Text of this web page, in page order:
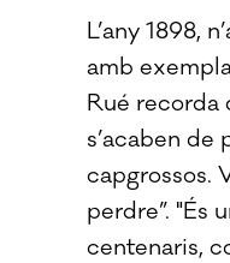
L’any 1898,
amb
Rué recorda
s’acaben de
capgrossos.
perdre”. "És
centenaris,